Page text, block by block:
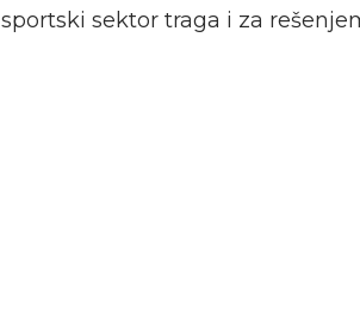
sportski sektor traga i za